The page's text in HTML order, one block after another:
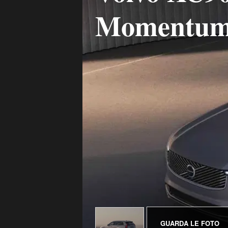
GUARDA LE FOTO